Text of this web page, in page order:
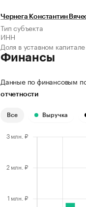
Чернега Константин
Тип субъекта
ИНН
Доля в уставном капитале
Финансы
Данные по финансовым
отчетности
Все Выручка